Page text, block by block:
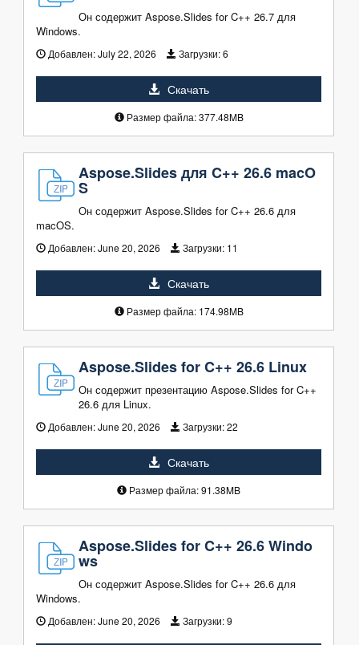
Он содержит Aspose.Slides for C++ 26.7 для
Windows.
Добавлен:July 22, 2026 Загрузки:6
Скачать
Размер файла: 377.48MB
Aspose.Slides для C++ 26.6 macO
S
Он содержит Aspose.Slides for C++ 26.6 для
macOS.
Добавлен:June 20, 2026 Загрузки: 11
Скачать
Размер файла: 174.98MB
Aspose.Slides for C++ 26.6 Linux
Он содержит презентацию Aspose.Slides for C++
26.6 для Linux.
Добавлен:June 20, 2026 Загрузки:22
Скачать
Размер файла: 91.38MB
Aspose.Slides for C++ 26.6 Windo
ws
Он содержит Aspose.Slides for C++ 26.6 для
Windows.
Добавлен:June 20, 2026 Загрузки:9